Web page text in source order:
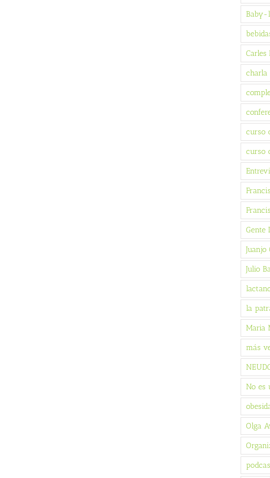
Baby-
Carles
charla
curso
curso
Gente
Juanjo
Julio
la
Maria
más
No es
Olga